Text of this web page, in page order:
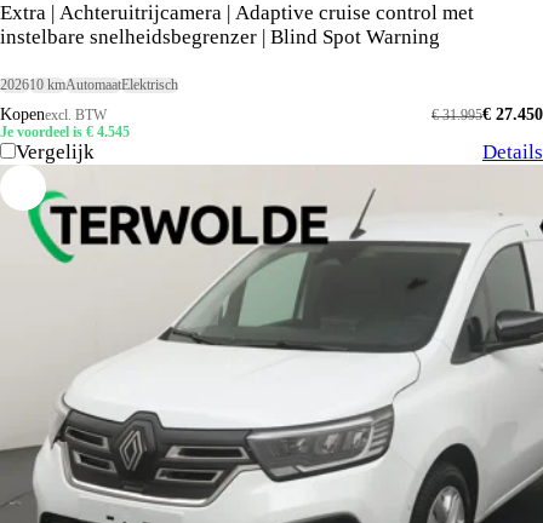
Extra | Achteruitrijcamera | Adaptive cruise control met
instelbare snelheidsbegrenzer | Blind Spot Warning
202610 kmAutomaatElektrisch
Kopenexcl. BTW € 27.450
€ 31.995
Je voordeel is € 4.545
Vergelijk Details